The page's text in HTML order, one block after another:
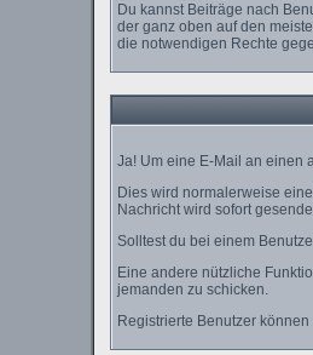
Du kannst Beiträge nach
der ganz oben auf den
die notwendigen Rechte
Ja! Um eine E-Mail an einen
Dies wird normalerweise
Nachricht wird sofort
Solltest du bei einem
Eine andere nützliche
jemanden zu schicken.
Registrierte Benutzer